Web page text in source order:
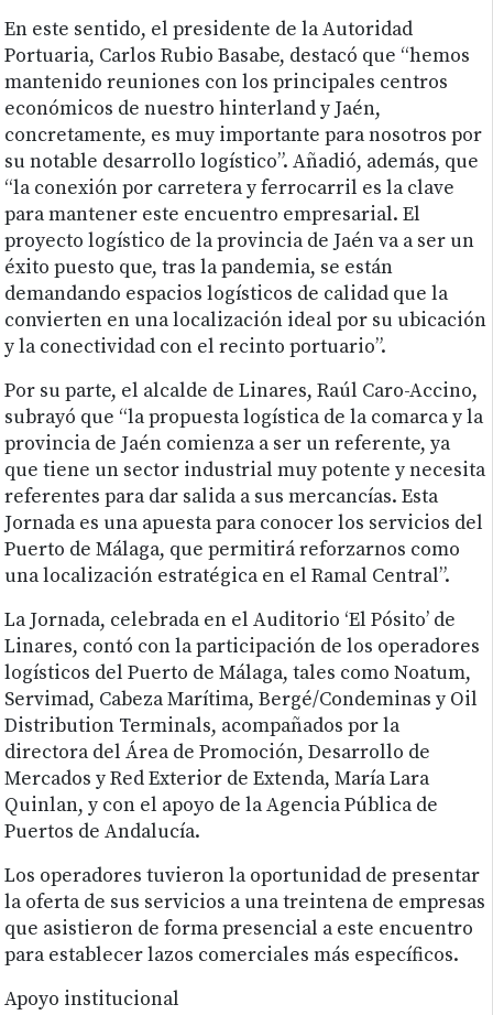
En este sentido, el presidente de la Autoridad
Portuaria, Carlos Rubio Basabe, destacó que “hemos
mantenido reuniones con los principales centros
económicos de nuestro hinterland y Jaén,
concretamente, es muy importante para nosotros por
su notable desarrollo logístico”. Añadió, además, que
“la conexión por carretera y ferrocarril es la clave
para mantener este encuentro empresarial. El
proyecto logístico de la provincia de Jaén va a ser un
éxito puesto que, tras la pandemia, se están
demandando espacios logísticos de calidad que la
convierten en una localización ideal por su ubicación
y la conectividad con el recinto portuario”.
Por su parte, el alcalde de Linares, Raúl Caro-Accino,
subrayó que “la propuesta logística de la comarca y la
provincia de Jaén comienza a ser un referente, ya
que tiene un sector industrial muy potente y necesita
referentes para dar salida a sus mercancías. Esta
Jornada es una apuesta para conocer los servicios del
Puerto de Málaga, que permitirá reforzarnos como
una localización estratégica en el Ramal Central”.
La Jornada, celebrada en el Auditorio ‘El Pósito’ de
Linares, contó con la participación de los operadores
logísticos del Puerto de Málaga, tales como Noatum,
Servimad, Cabeza Marítima, Bergé/Condeminas y Oil
Distribution Terminals, acompañados por la
directora del Área de Promoción, Desarrollo de
Mercados y Red Exterior de Extenda, María Lara
Quinlan, y con el apoyo de la Agencia Pública de
Puertos de Andalucía.
Los operadores tuvieron la oportunidad de presentar
la oferta de sus servicios a una treintena de empresas
que asistieron de forma presencial a este encuentro
para establecer lazos comerciales más específicos.
Apoyo institucional